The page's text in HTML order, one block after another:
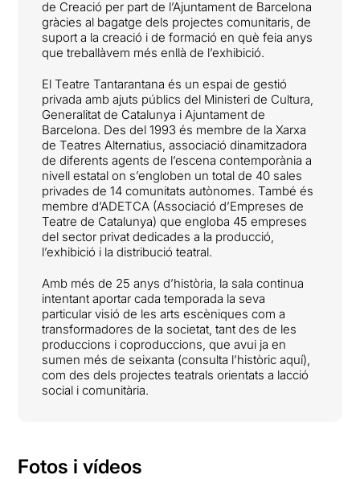
de Creació per part de l’Ajuntament de Barcelona
gràcies al bagatge dels projectes comunitaris, de
suport a la creació i de formació en què feia anys
que treballàvem més enllà de l’exhibició.
El Teatre Tantarantana és un espai de gestió
privada amb ajuts públics del Ministeri de Cultura,
Generalitat de Catalunya i Ajuntament de
Barcelona. Des del 1993 és membre de la Xarxa
de Teatres Alternatius, associació dinamitzadora
de diferents agents de l’escena contemporània a
nivell estatal on s’engloben un total de 40 sales
privades de 14 comunitats autònomes. També és
membre d’ADETCA (Associació d’Empreses de
Teatre de Catalunya) que engloba 45 empreses
del sector privat dedicades a la producció,
l’exhibició i la distribució teatral.
Amb més de 25 anys d’història, la sala continua
intentant aportar cada temporada la seva
particular visió de les arts escèniques com a
transformadores de la societat, tant des de les
produccions i coproduccions, que avui ja en
sumen més de seixanta (consulta l’històric aquí),
com des dels projectes teatrals orientats a lacció
social i comunitària.
Fotos i vídeos